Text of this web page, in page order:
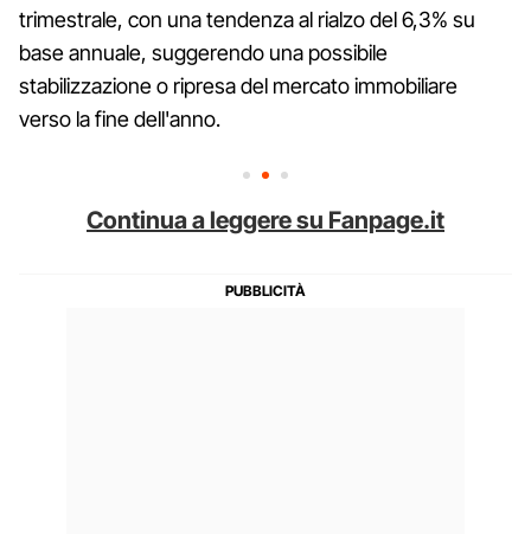
trimestrale, con una tendenza al rialzo del 6,3% su
base annuale, suggerendo una possibile
stabilizzazione o ripresa del mercato immobiliare
verso la fine dell'anno.
Continua a leggere su Fanpage.it